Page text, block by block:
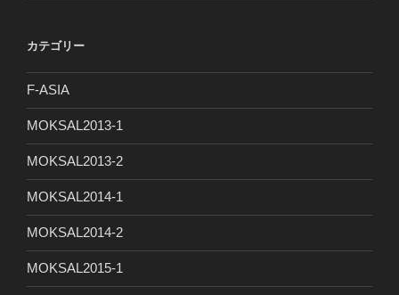
カテゴリー
F-ASIA
MOKSAL2013-1
MOKSAL2013-2
MOKSAL2014-1
MOKSAL2014-2
MOKSAL2015-1